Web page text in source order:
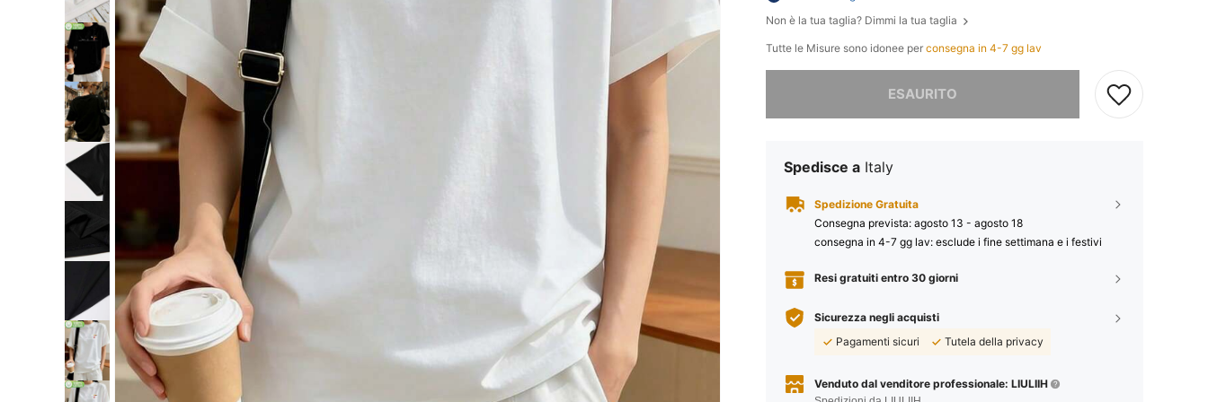
Non è la tua taglia? Dimmi la tua taglia
Tutte le Misure sono idonee per consegna in 4-7 gg lav
ESAURITO
Ci dispiace, questo prodotto è esaurito
Spedisce a Italy
Spedizione Gratuita
Consegna prevista: agosto 13 - agosto 18
consegna in 4-7 gg lav: esclude i fine settimana e i festivi
Resi gratuiti entro 30 giorni
Sicurezza negli acquisti
Pagamenti sicuri
Tutela della privacy
Venduto dal venditore professionale: LIULIIH